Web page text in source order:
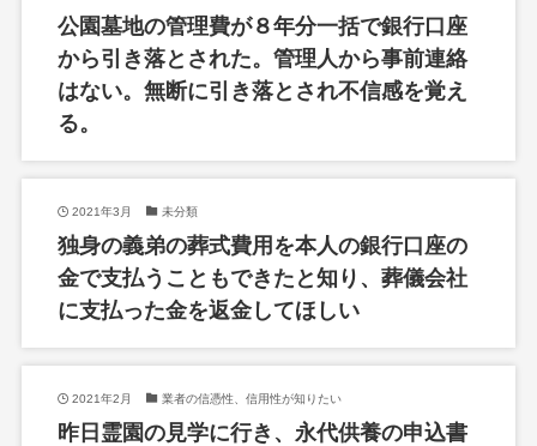
公園墓地の管理費が８年分一括で銀行口座
から引き落とされた。管理人から事前連絡
はない。無断に引き落とされ不信感を覚え
る。
2021年3月 未分類
独身の義弟の葬式費用を本人の銀行口座の
金で支払うこともできたと知り、葬儀会社
に支払った金を返金してほしい
2021年2月 業者の信憑性、信用性が知りたい
昨日霊園の見学に行き、永代供養の申込書